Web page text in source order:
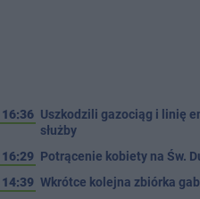
16:36 Uszkodzili gazociąg i linię
służby
16:29 Potrącenie kobiety na Św.
14:39 Wkrótce kolejna zbiórka